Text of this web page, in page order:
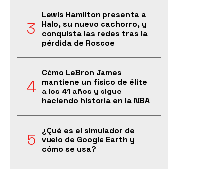
Lewis Hamilton presenta a
Halo, su nuevo cachorro, y
conquista las redes tras la
pérdida de Roscoe
Cómo LeBron James
mantiene un físico de élite
a los 41 años y sigue
haciendo historia en la NBA
¿Qué es el simulador de
vuelo de Google Earth y
cómo se usa?